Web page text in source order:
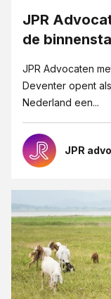
JPR
de
JPR Advocaten
Deventer opent
Nederland een...
JPR